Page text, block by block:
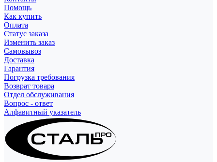
Помощь
Как купить
Оплата
Статус заказа
Изменить заказ
Самовывоз
Доставка
Гарантия
Погрузка требования
Возврат товара
Отдел обслуживания
Вопрос - ответ
Алфавитный указатель